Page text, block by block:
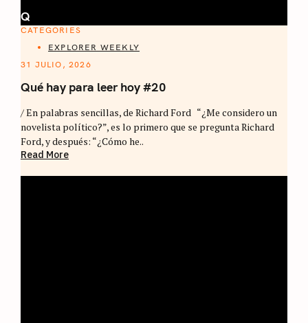
Q
CATEGORIES
EXPLORER WEEKLY
31 JULIO, 2026
Qué hay para leer hoy #20
/ En palabras sencillas, de Richard Ford “¿Me considero un
novelista político?”, es lo primero que se pregunta Richard
Ford, y después: “¿Cómo he..
Read More